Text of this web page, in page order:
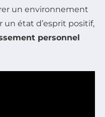
un environnement
un état d’esprit positif,
personnel